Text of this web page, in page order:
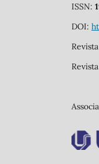
ISSN:
DOI:
Revista
Revista